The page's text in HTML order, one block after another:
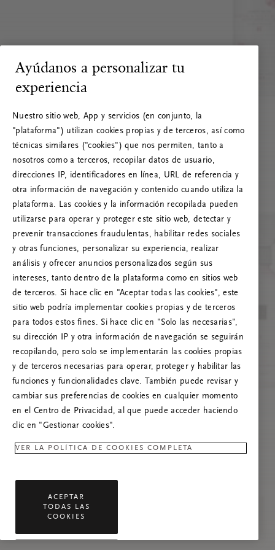
RITUALS 500
¡Vaya! Error de servidor
Prueba a actualizar esta página o, si el
problema persiste, ponte en contacto con
nosotros.
Ayúdanos a personalizar tu
experiencia
Nuestro sitio web, App y servicios (en conjunto, la
"plataforma") utilizan cookies propias y de terceros, así como
técnicas similares ("cookies") que nos permiten, tanto a
nosotros como a terceros, recopilar datos de usuario,
direcciones IP, identificadores en línea, URL de referencia y
otra información de navegación y contenido cuando utiliza la
plataforma. Las cookies y la información recopilada pueden
utilizarse para operar y proteger este sitio web, detectar y
prevenir transacciones fraudulentas, habilitar redes sociales
y otras funciones, personalizar su experiencia, realizar
análisis y ofrecer anuncios personalizados según sus
intereses, tanto dentro de la plataforma como en sitios web
de terceros. Si hace clic en "Aceptar todas las cookies", este
sitio web podría implementar cookies propias y de terceros
para todos estos fines. Si hace clic en "Solo las necesarias",
su dirección IP y otra información de navegación se seguirán
recopilando, pero solo se implementarán las cookies propias
y de terceros necesarias para operar, proteger y habilitar las
funciones y funcionalidades clave. También puede revisar y
cambiar sus preferencias de cookies en cualquier momento
en el Centro de Privacidad, al que puede acceder haciendo
clic en "Gestionar cookies".
VER LA POLÍTICA DE COOKIES COMPLETA
ACEPTAR
TODAS LAS
COOKIES